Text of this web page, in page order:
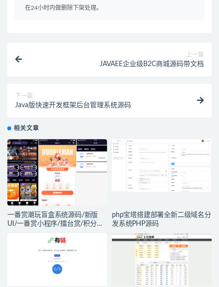
在24小时内做删除下架处理。
上一篇
JAVAEE企业级B2C商城源码带文档
下一篇
Java版快速开发框架后台管理系统源码
相关文章
一番赏潮玩盲盒系统源码/新版
UI/一番赏小程序/擂台赏/积分赏/
php宝塔搭建部署全新二级域名分
发系统PHP源码